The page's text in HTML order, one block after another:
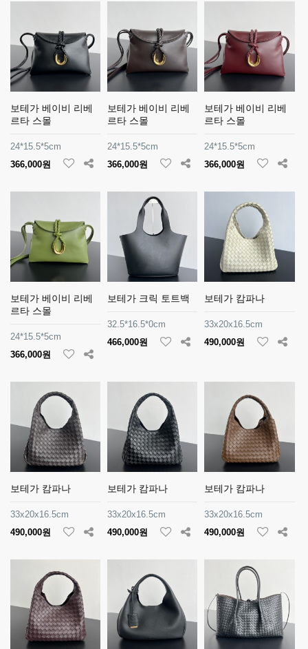
보테가 베이비 리베
르타 스몰
24*15.5*5cm
366,000원
보테가 베이비 리베
르타 스몰
24*15.5*5cm
366,000원
보테가 베이비 리베
르타 스몰
24*15.5*5cm
366,000원
보테가 베이비 리베
르타 스몰
24*15.5*5cm
366,000원
보테가 크릭 토트백
32.5*16.5*0cm
466,000원
보테가 캄파나
33x20x16.5cm
490,000원
보테가 캄파나
33x20x16.5cm
490,000원
보테가 캄파나
33x20x16.5cm
490,000원
보테가 캄파나
33x20x16.5cm
490,000원